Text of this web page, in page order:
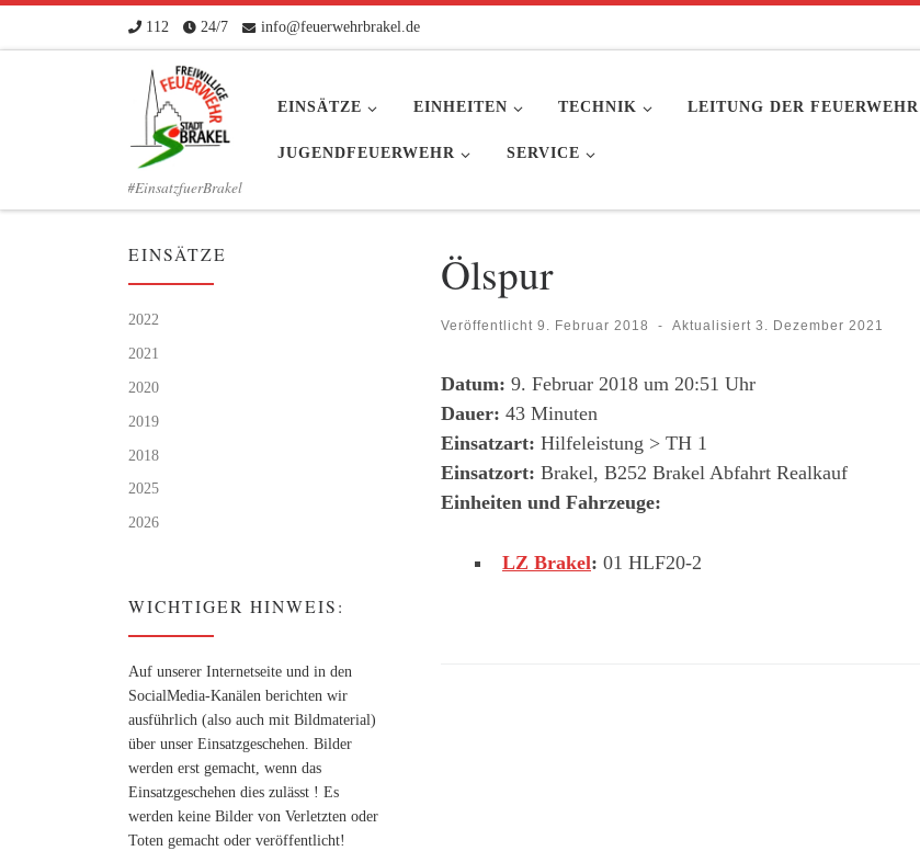
Zum Inhalt springen
112 24/7 info@feuerwehrbrakel.de
#EinsatzfuerBrakel
EINSÄTZE EINHEITEN TECHNIK LEITUNG DER FEUERWEHR
JUGENDFEUERWEHR SERVICE
Ölspur
Veröffentlicht 9. Februar 2018 - Aktualisiert 3. Dezember 2021
Datum: 9. Februar 2018 um 20:51 Uhr
Dauer: 43 Minuten
Einsatzart: Hilfeleistung > TH 1
Einsatzort: Brakel, B252 Brakel Abfahrt Realkauf
Einheiten und Fahrzeuge:
LZ Brakel: 01 HLF20-2
EINSÄTZE
2022
2021
2020
2019
2018
2025
2026
WICHTIGER HINWEIS:
Auf unserer Internetseite und in den
SocialMedia-Kanälen berichten wir
ausführlich (also auch mit Bildmaterial)
über unser Einsatzgeschehen. Bilder
werden erst gemacht, wenn das
Einsatzgeschehen dies zulässt ! Es
werden keine Bilder von Verletzten oder
Toten gemacht oder veröffentlicht!